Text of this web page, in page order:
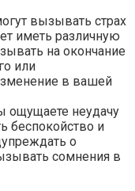
вызывать страх
иметь различную
на окончание
или
в вашей
ощущаете неудачу
беспокойство и
о
сомнения в